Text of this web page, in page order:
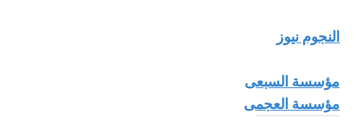
النجوم نيوز
مؤسسة السبعى
مؤسسة العجمى